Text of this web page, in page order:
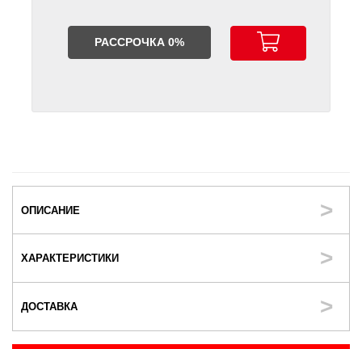
РАССРОЧКА 0%
ОПИСАНИЕ
ХАРАКТЕРИСТИКИ
ДОСТАВКА